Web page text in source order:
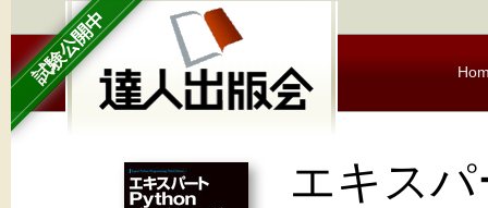
試験公開中
エキスパ